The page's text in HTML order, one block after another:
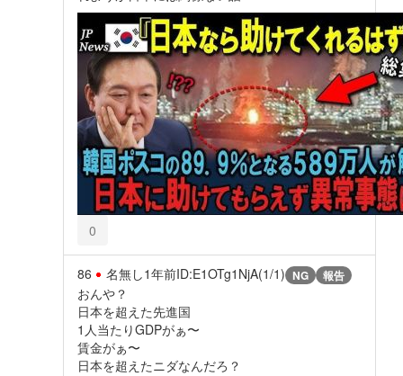
0
86 名無し1年前ID:E1OTg1NjA(1/1) NG 報告
おんや？
日本を超えた先進国
1人当たりGDPがぁ〜
賃金がぁ〜
日本を超えたニダなんだろ？